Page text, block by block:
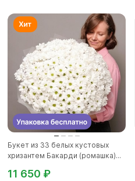
Букет из 33 белых кустовых
хризантем Бакарди (ромашка)...
11 650 ₽